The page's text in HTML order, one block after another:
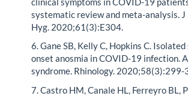
systematic review and meta-analysis. J
Hyg. 2020;61(3):E304.
6. Gane SB, Kelly C, Hopkins C. Isolated
onset anosmia in COVID-19 infection.
syndrome. Rhinology. 2020;58(3):299-
7. Castro HM, Canale HL, Ferreyro BL,